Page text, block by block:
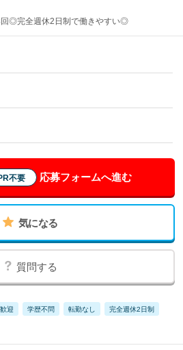
◎完全週休2日制で働きやすい◎
不要 応募フォームへ進む
気になる
質問する
迎 学歴不問 転勤なし 完全週休2日制